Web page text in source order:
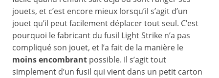
jouets, et c’est encore mieux lorsqu’il s’agit d’un
jouet qu’il peut facilement déplacer tout seul. C’est
pourquoi le fabricant du fusil Light Strike n’a pas
compliqué son jouet, et l’a fait de la manière le
moins encombrant possible. Il s’agit tout
simplement d’un fusil qui vient dans un petit carton